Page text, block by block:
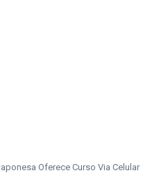
Oferece Curso Via Celular